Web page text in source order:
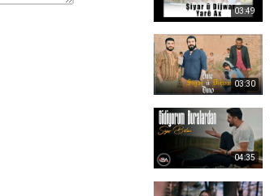
03:49
03:30
04:35